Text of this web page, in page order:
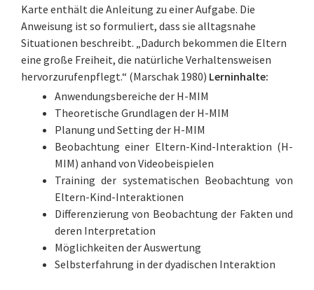
Karte enthält die Anleitung zu einer Aufgabe. Die
Anweisung ist so formuliert, dass sie alltagsnahe
Situationen beschreibt. „Dadurch bekommen die Eltern
eine große Freiheit, die natürliche Verhaltensweisen
hervorzurufenpflegt.“ (Marschak 1980) Lerninhalte:
Anwendungsbereiche der H-MIM
Theoretische Grundlagen der H-MIM
Planung und Setting der H-MIM
Beobachtung einer Eltern-Kind-Interaktion (H-
MIM) anhand von Videobeispielen
Training der systematischen Beobachtung von
Eltern-Kind-Interaktionen
Differenzierung von Beobachtung der Fakten und
deren Interpretation
Möglichkeiten der Auswertung
Selbsterfahrung in der dyadischen Interaktion